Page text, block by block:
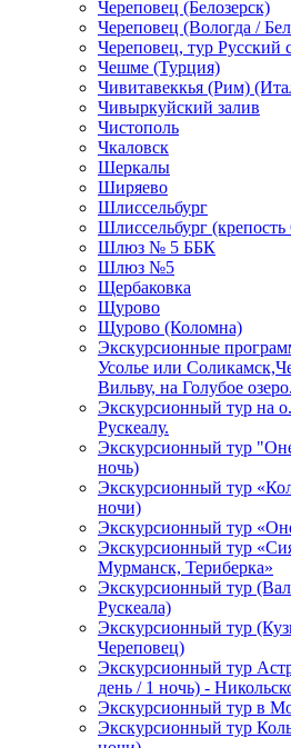
Череповец (Белозерск)
Череповец (Вологда /
Череповец, тур Русский
Чешме (Турция)
Чивитавеккья (Рим)
Чивыркуйский залив
Чистополь
Чкаловск
Шеркалы
Ширяево
Шлиссельбург
Шлиссельбург
Шлюз № 5 ББК
Шлюз №5
Щербаковка
Щурово
Щурово (Коломна)
Экскурсионные
Усолье или
Вильву, на Голубое озеро.
Экскурсионный тур на
Рускеалу.
Экскурсионный тур
ночь)
Экскурсионный тур
ночи)
Экскурсионный тур
Экскурсионный тур
Мурманск, Териберка»
Экскурсионный тур
Рускеала)
Экскурсионный тур
Череповец)
Экскурсионный тур
день / 1 ночь) -
Экскурсионный тур в
Экскурсионный тур